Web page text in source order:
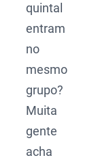
quintal
entram
no
mesmo
grupo?
Muita
gente
acha